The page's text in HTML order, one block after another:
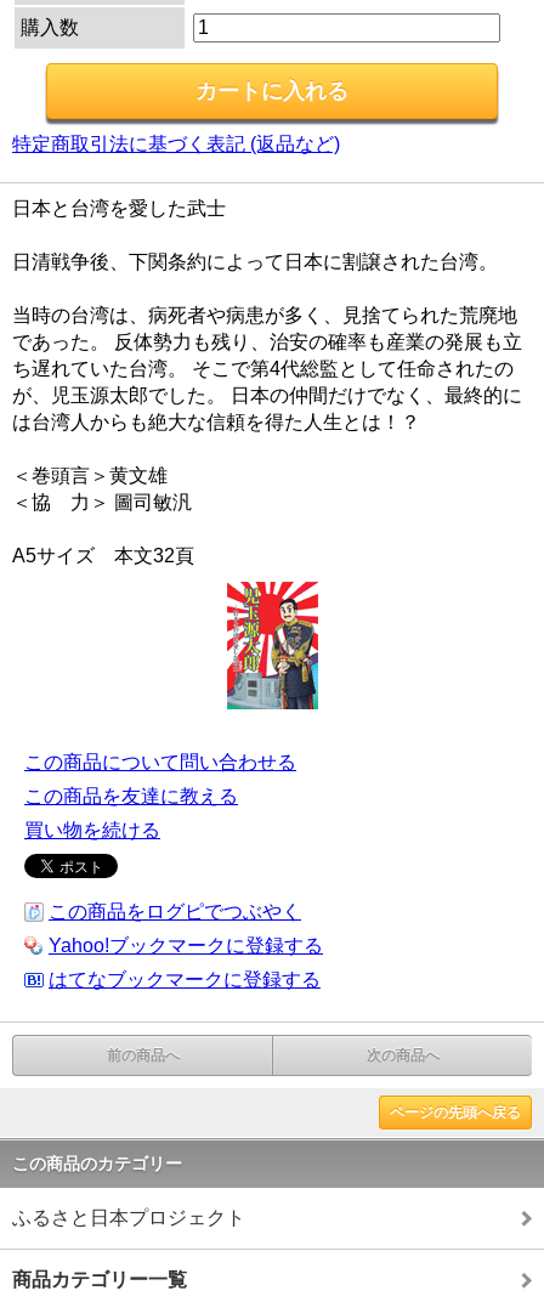
購入数
特定商取引法に基づく表記 (返品など)
日本と台湾を愛した武士
日清戦争後、下関条約によって日本に割譲された台湾。
当時の台湾は、病死者や病患が多く、見捨てられた荒廃地
であった。 反体勢力も残り、治安の確率も産業の発展も立
ち遅れていた台湾。 そこで第4代総監として任命されたの
が、児玉源太郎でした。 日本の仲間だけでなく、最終的に
は台湾人からも絶大な信頼を得た人生とは！？
＜巻頭言＞黄文雄
＜協 力＞ 圖司敏汎
A5サイズ 本文32頁
この商品について問い合わせる
この商品を友達に教える
買い物を続ける
この商品をログピでつぶやく
Yahoo!ブックマークに登録する
はてなブックマークに登録する
前の商品へ 次の商品へ
ページの先頭へ戻る
この商品のカテゴリー
ふるさと日本プロジェクト
商品カテゴリー一覧